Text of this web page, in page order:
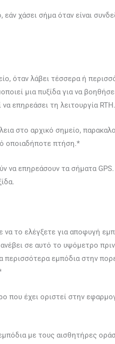
χάσει σήμα όταν είναι
όταν λάβει τέσσερα ή
μια πυξίδα για να
επηρεάσει τη λειτουργία RTH.
στο αρχικό σημείο,
οποιαδήποτε πτήση.*
να επηρεάσουν τα σήματα
το ελέγξετε για αποφυγή
σε αυτό το υψόμετρο
εμπόδια στην
έχει οριστεί στην
με τους αισθητήρες